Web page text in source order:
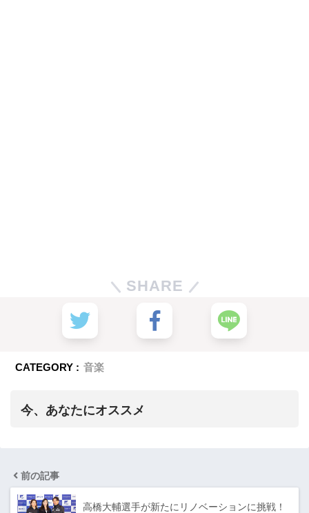
SHARE
CATEGORY : 音楽
今、あなたにオススメ
前の記事
高橋大輔選手が新たにリノベーションに挑戦！